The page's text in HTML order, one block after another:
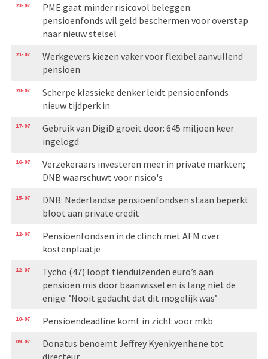
23-07
PME gaat minder risicovol beleggen:
pensioenfonds wil geld beschermen voor overstap
naar nieuw stelsel
21-07
Werkgevers kiezen vaker voor flexibel aanvullend
pensioen
20-07
Scherpe klassieke denker leidt pensioenfonds
nieuw tijdperk in
17-07
Gebruik van DigiD groeit door: 645 miljoen keer
ingelogd
16-07
Verzekeraars investeren meer in private markten;
DNB waarschuwt voor risico's
15-07
DNB: Nederlandse pensioenfondsen staan beperkt
bloot aan private credit
12-07
Pensioenfondsen in de clinch met AFM over
kostenplaatje
12-07
Tycho (47) loopt tienduizenden euro’s aan
pensioen mis door baanwissel en is lang niet de
enige: ’Nooit gedacht dat dit mogelijk was’
10-07 Pensioendeadline komt in zicht voor mkb
09-07
Donatus benoemt Jeffrey Kyenkyenhene tot
directeur